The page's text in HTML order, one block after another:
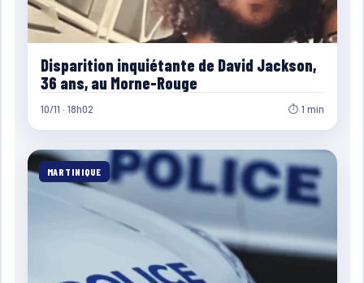
Disparition inquiétante de David Jackson,
36 ans, au Morne-Rouge
10/11 · 18h02 ⏱ 1 min
MARTINIQUE